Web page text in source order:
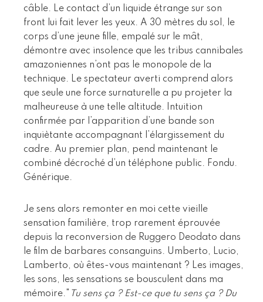
câble. Le contact d’un liquide étrange sur son
front lui fait lever les yeux. A 30 mètres du sol, le
corps d’une jeune fille, empalé sur le mât,
démontre avec insolence que les tribus cannibales
amazoniennes n’ont pas le monopole de la
technique. Le spectateur averti comprend alors
que seule une force surnaturelle a pu projeter la
malheureuse à une telle altitude. Intuition
confirmée par l’apparition d’une bande son
inquiètante accompagnant l’élargissement du
cadre. Au premier plan, pend maintenant le
combiné décroché d’un téléphone public. Fondu.
Générique.
Je sens alors remonter en moi cette vieille
sensation familière, trop rarement éprouvée
depuis la reconversion de Ruggero Deodato dans
le film de barbares consanguins. Umberto, Lucio,
Lamberto, où êtes-vous maintenant ? Les images,
les sons, les sensations se bousculent dans ma
mémoire."
Tu sens ça ? Est-ce que tu sens ça ? Du